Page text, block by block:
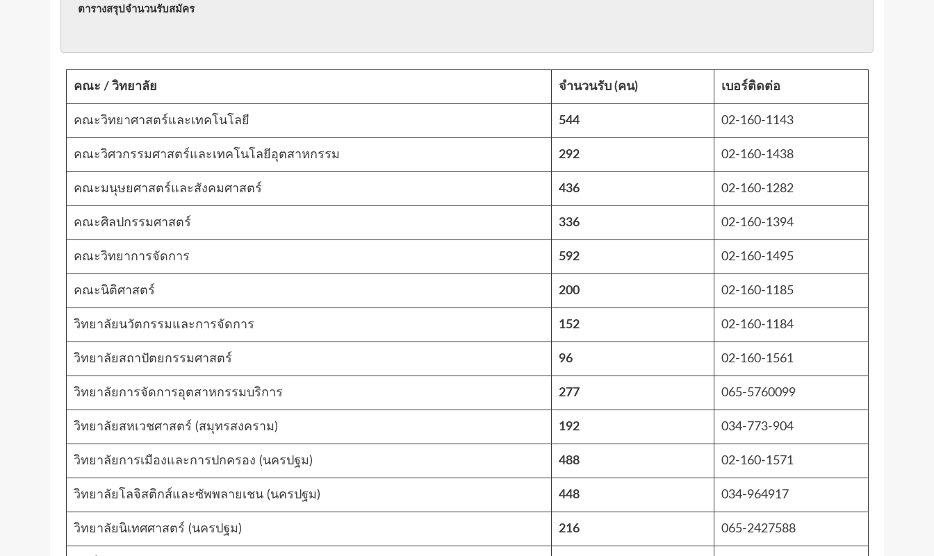
ตารางสรุปจำนวนรับสมัคร
คณะ / วิทยาลัย จำนวนรับ (คน) เบอร์ติดต่อ
คณะวิทยาศาสตร์และเทคโนโลยี 544 02-160-1143
คณะวิศวกรรมศาสตร์และเทคโนโลยีอุตสาหกรรม 292 02-160-1438
คณะมนุษยศาสตร์และสังคมศาสตร์ 436 02-160-1282
คณะศิลปกรรมศาสตร์ 336 02-160-1394
คณะวิทยาการจัดการ 592 02-160-1495
คณะนิติศาสตร์ 200 02-160-1185
วิทยาลัยนวัตกรรมและการจัดการ 152 02-160-1184
วิทยาลัยสถาปัตยกรรมศาสตร์ 96 02-160-1561
วิทยาลัยการจัดการอุตสาหกรรมบริการ 277 065-5760099
วิทยาลัยสหเวชศาสตร์ (สมุทรสงคราม) 192 034-773-904
วิทยาลัยการเมืองและการปกครอง (นครปฐม) 488 02-160-1571
วิทยาลัยโลจิสติกส์และซัพพลายเชน (นครปฐม) 448 034-964917
วิทยาลัยนิเทศศาสตร์ (นครปฐม) 216 065-2427588